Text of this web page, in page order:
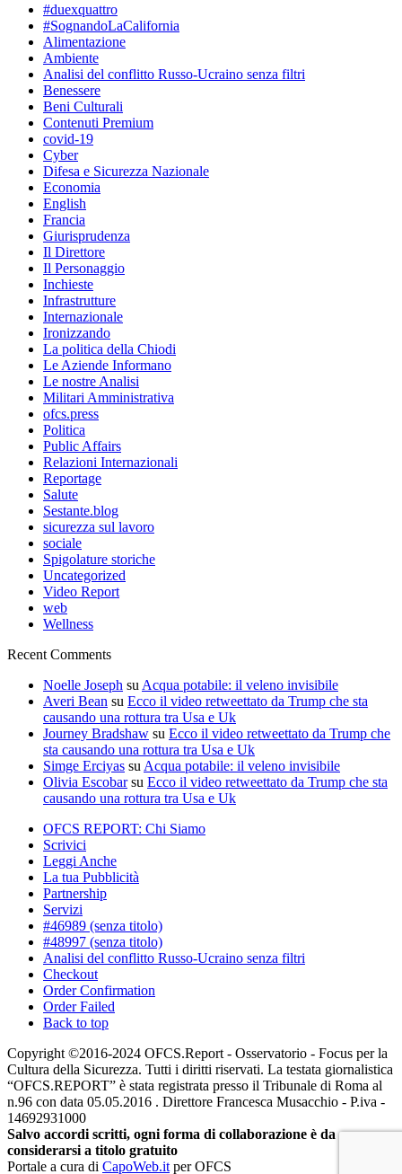
#duexquattro
#SognandoLaCalifornia
Alimentazione
Ambiente
Analisi del conflitto Russo-Ucraino senza filtri
Benessere
Beni Culturali
Contenuti Premium
covid-19
Cyber
Difesa e Sicurezza Nazionale
Economia
English
Francia
Giurisprudenza
Il Direttore
Il Personaggio
Inchieste
Infrastrutture
Internazionale
Ironizzando
La politica della Chiodi
Le Aziende Informano
Le nostre Analisi
Militari Amministrativa
ofcs.press
Politica
Public Affairs
Relazioni Internazionali
Reportage
Salute
Sestante.blog
sicurezza sul lavoro
sociale
Spigolature storiche
Uncategorized
Video Report
web
Wellness
Recent Comments
Noelle Joseph su Acqua potabile: il veleno invisibile
Averi Bean su Ecco il video retweettato da Trump che sta
causando una rottura tra Usa e Uk
Journey Bradshaw su Ecco il video retweettato da Trump che
sta causando una rottura tra Usa e Uk
Simge Erciyas su Acqua potabile: il veleno invisibile
Olivia Escobarsu Ecco il video retweettato da Trump che sta
causando una rottura tra Usa e Uk
OFCS REPORT: Chi Siamo
Scrivici
Leggi Anche
La tua Pubblicità
Partnership
Servizi
#46989 (senza titolo)
#48997 (senza titolo)
Analisi del conflitto Russo-Ucraino senza filtri
Checkout
Order Confirmation
Order Failed
Back to top
Copyright ©2016-2024 OFCS.Report - Osservatorio - Focus per la
Cultura della Sicurezza. Tutti i diritti riservati. La testata giornalistica
“OFCS.REPORT” è stata registrata presso il Tribunale di Roma al
n.96 con data 05.05.2016 . Direttore Francesca Musacchio - P.iva -
14692931000
Salvo accordi scritti, ogni forma di collaborazione è da
considerarsi a titolo gratuito
Portale a cura di CapoWeb.it per OFCS